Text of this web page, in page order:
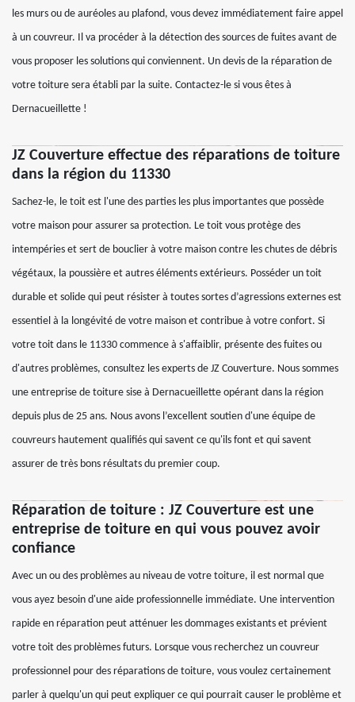
les murs ou de auréoles au plafond, vous devez immédiatement faire appel
à un couvreur. Il va procéder à la détection des sources de fuites avant de
vous proposer les solutions qui conviennent. Un devis de la réparation de
votre toiture sera établi par la suite. Contactez-le si vous êtes à
Dernacueillette !
JZ Couverture effectue des réparations de toiture
dans la région du 11330
Sachez-le, le toit est l'une des parties les plus importantes que possède
votre maison pour assurer sa protection. Le toit vous protège des
intempéries et sert de bouclier à votre maison contre les chutes de débris
végétaux, la poussière et autres éléments extérieurs. Posséder un toit
durable et solide qui peut résister à toutes sortes d’agressions externes est
essentiel à la longévité de votre maison et contribue à votre confort. Si
votre toit dans le 11330 commence à s'affaiblir, présente des fuites ou
d'autres problèmes, consultez les experts de JZ Couverture. Nous sommes
une entreprise de toiture sise à Dernacueillette opérant dans la région
depuis plus de 25 ans. Nous avons l’excellent soutien d'une équipe de
couvreurs hautement qualifiés qui savent ce qu'ils font et qui savent
assurer de très bons résultats du premier coup.
Réparation de toiture : JZ Couverture est une
entreprise de toiture en qui vous pouvez avoir
confiance
Avec un ou des problèmes au niveau de votre toiture, il est normal que
vous ayez besoin d'une aide professionnelle immédiate. Une intervention
rapide en réparation peut atténuer les dommages existants et prévient
votre toit des problèmes futurs. Lorsque vous recherchez un couvreur
professionnel pour des réparations de toiture, vous voulez certainement
parler à quelqu'un qui peut expliquer ce qui pourrait causer le problème et